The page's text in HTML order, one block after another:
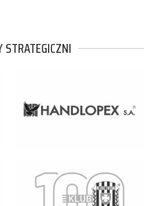
STRATEGICZNI